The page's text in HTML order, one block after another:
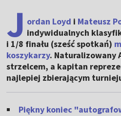
J ordan Loyd i Mateusz
indywidualnych
i 1/8 finału (sześć spotkań)
koszykarzy. Naturalizowany
strzelcem, a kapitan
najlepiej zbierającym
Piękny koniec